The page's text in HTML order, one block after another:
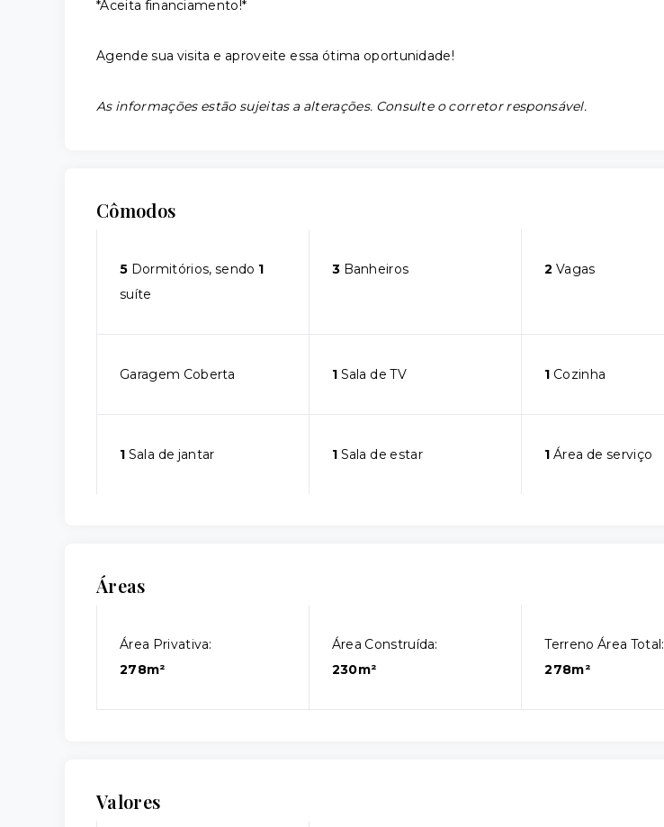
*Aceita financiamento!*
Agende sua visita e aproveite essa ótima oportunidade!
As informações estão sujeitas a alterações. Consulte o corretor responsável.
Cômodos
5 Dormitórios, sendo 1
suíte
3Banheiros 2 Vagas
Garagem Coberta 1Sala de TV 1 Cozinha
1 Sala de jantar 1Sala de estar 1 Área de serviço
Áreas
Área Privativa:
278m²
Área Construída:
230m²
Terreno Área Total:
278m²
Valores